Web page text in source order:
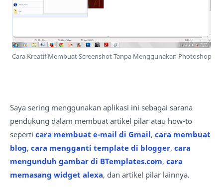
Cara Kreatif Membuat Screenshot Tanpa Menggunakan Photoshop
Saya sering menggunakan aplikasi ini sebagai sarana
pendukung dalam membuat artikel pilar atau how-to
seperti cara membuat e-mail di Gmail, cara membuat
blog, cara mengganti template di blogger, cara
mengunduh gambar di BTemplates.com, cara
memasang widget alexa, dan artikel pilar lainnya.